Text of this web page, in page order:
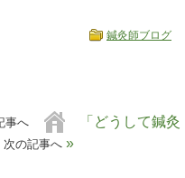
鍼灸師ブログ
事へ
「どうして鍼灸
次の記事へ »